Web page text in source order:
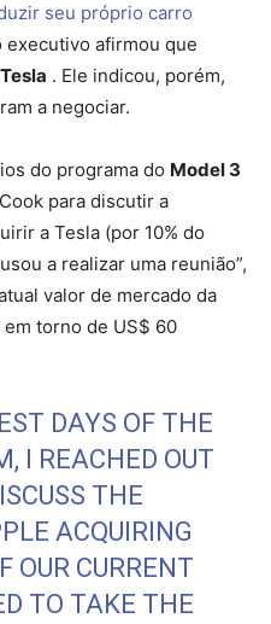
seu próprio carro
executivo afirmou que
Tesla . Ele indicou, porém,
a negociar.
do programa do Model 3
para discutir a
a Tesla (por 10% do
a realizar uma reunião”,
valor de mercado da
torno de US$ 60
DAYS OF THE
I REACHED OUT
THE
ACQUIRING
OUR CURRENT
TO TAKE THE